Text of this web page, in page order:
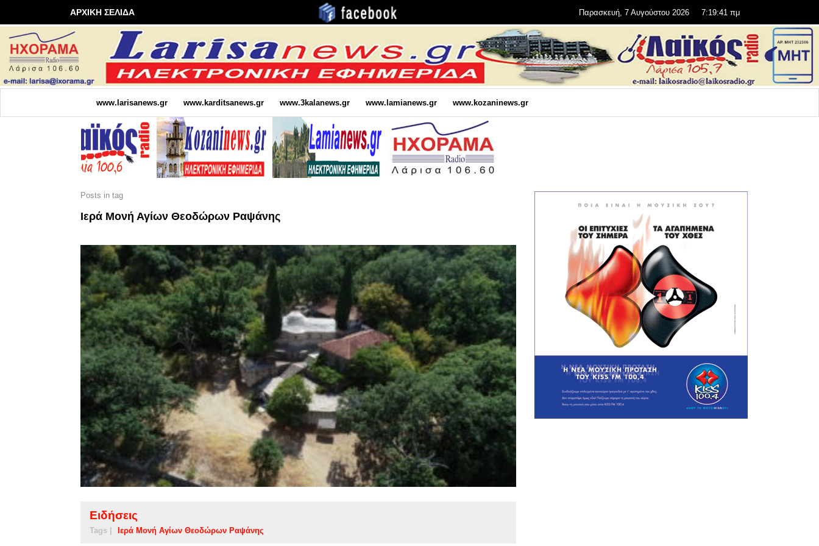
ΑΡΧΙΚΗ ΣΕΛΙΔΑ Παρασκευή, 7 Αυγούστου 2026 7:19:41 πμ
www.larisanews.gr www.karditsanews.gr www.3kalanews.gr www.lamianews.gr www.kozaninews.gr
Posts in tag
Ιερά Μονή Αγίων Θεοδώρων Ραψάνης
Ειδήσεις
Tags | Ιερά Μονή Αγίων Θεοδώρων Ραψάνης